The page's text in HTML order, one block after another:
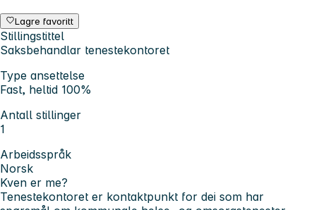
Lagre favoritt
Stillingstittel
Saksbehandlar tenestekontoret
Type ansettelse
Fast, heltid 100%
Antall stillinger
1
Arbeidsspråk
Norsk
Kven er me?
Tenestekontoret er kontaktpunkt for dei som har